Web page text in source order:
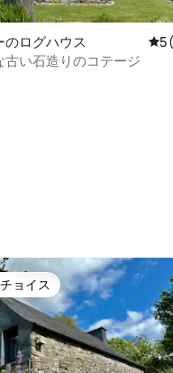
つ星の平均評価
のログハウス レ5
古い石造りのコテージ
ストチョイスです。
ョイス